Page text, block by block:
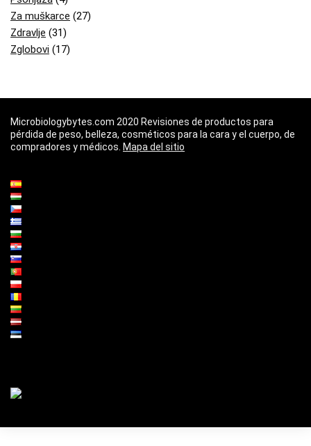
Za muškarce (27)
Zdravlje (31)
Zglobovi (17)
Microbiologybytes.com 2020 Revisiones de productos para
pérdida de peso, belleza, cosméticos para la cara y el cuerpo, de
compradores y médicos. Mapa del sitio